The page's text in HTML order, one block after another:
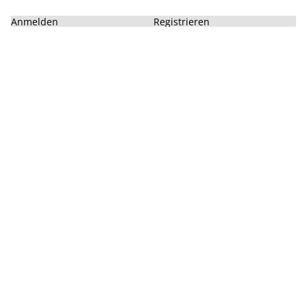
Anmelden Registrieren